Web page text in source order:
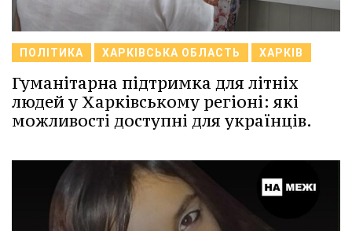
ПОЛІТИКА ХАРКІВСЬКА ОБЛАСТЬ ХАРКІВ
Гуманітарна підтримка для літніх
людей у Харківському регіоні: які
можливості доступні для українців.